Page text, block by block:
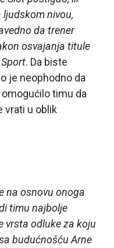
nivou,
da trener
osvajanja titule
. Da biste
je neophodno da
timu da
vrati u oblik
na osnovu onoga
timu najbolje
vrsta odluke za koju
budućnošću Arne